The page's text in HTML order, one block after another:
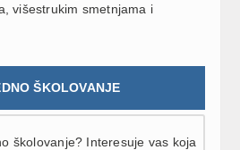
višestrukim smetnjama i
ŠKOLOVANJE
školovanje? Interesuje vas koja